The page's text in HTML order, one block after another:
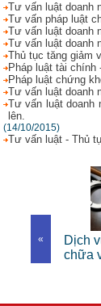
Tư vấn luật doanh
Tư vấn pháp luật
Tư vấn luật doanh
Tư vấn luật doanh
Thủ tục tăng giảm
Pháp luật tài
Pháp luật chứng
Tư vấn luật doanh
Tư vấn luật doanh
lên.
(14/10/2015)
Tư vấn luật - Thủ
«
Dịch
chữa